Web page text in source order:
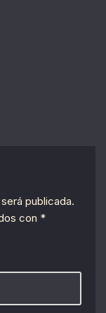
publicada.
con *